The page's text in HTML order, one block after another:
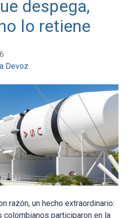
despega,
lo retiene
Devoz
razón, un hecho extraordinario:
participaron en la